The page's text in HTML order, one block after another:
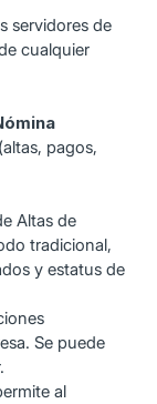
servidores de
cualquier
pagos,
Altas de
tradicional,
y estatus de
Se puede
al